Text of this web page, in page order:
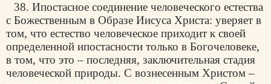
38. Ипостасное соединение человеческого естества
с Божественным в Образе Иисуса Христа: уверяет в
том, что естество человеческое приходит к своей
определенной ипостасности только в Богочеловеке,
в том, что это – последняя, заключительная стадия
человеческой природы. С вознесенным Христом –